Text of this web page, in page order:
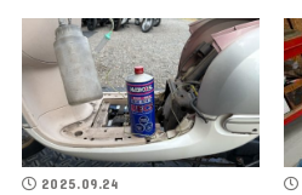
2025.09.24